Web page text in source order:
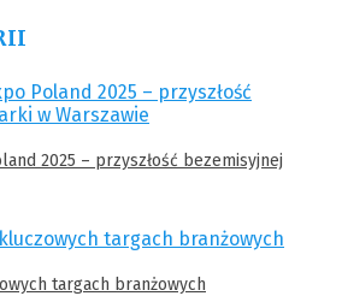
2025 – przyszłość bezemisyjnej
targach branżowych